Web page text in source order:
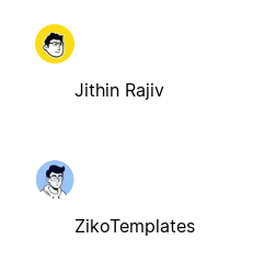
Jithin Rajiv
ZikoTemplates